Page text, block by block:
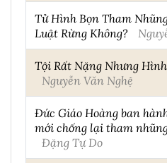
Tử Hình Bọn Tham
Luật Rừng Không?
Tội Rất Nặng Nhưng
Nguyễn Văn Nghệ
Đức Giáo Hoàng ban
mới chống lại tham
Đặng Tự Do